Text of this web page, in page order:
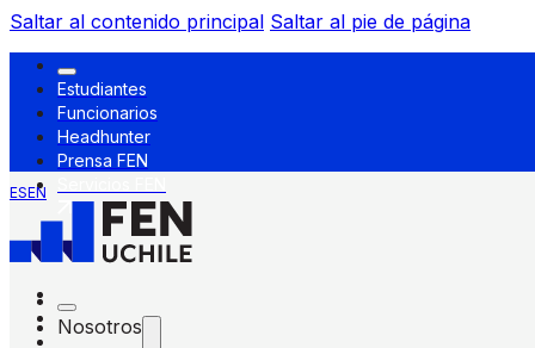
Saltar al contenido principal Saltar al pie de página
Estudiantes
Funcionarios
Headhunter
Prensa FEN
ESEN
Nosotros